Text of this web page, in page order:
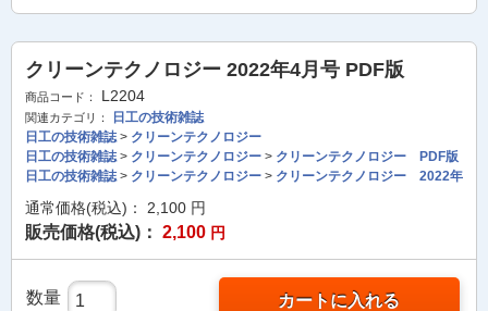
クリーンテクノロジー 2022年4月号 PDF版
商品コード： L2204
関連カテゴリ：
日工の技術雑誌
日工の技術雑誌> クリーンテクノロジー
日工の技術雑誌> クリーンテクノロジー > クリーンテクノロジー PDF版
日工の技術雑誌> クリーンテクノロジー > クリーンテクノロジー 2022年
通常価格(税込)： 2,100 円
販売価格(税込)： 2,100 円
数量 カートに入れる